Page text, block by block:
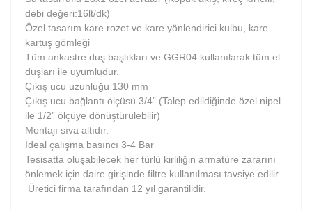
debi değeri:16lt/dk)
Özel tasarım kare rozet ve kare yönlendirici kulbu, kare
kartuş gömleği
Tüm ankastre duş başlıkları ve GGR04 kullanılarak tüm el
duşları ile uyumludur.
Çıkış ucu uzunluğu 130 mm
Çıkış ucu bağlantı ölçüsü 3/4” (Talep edildiğinde özel nipel
ile 1/2” ölçüye dönüştürülebilir)
Montajı sıva altıdır.
İdeal çalışma basıncı 3-4 Bar
Tesisatta oluşabilecek her türlü kirliliğin armatüre zararını
önlemek için daire girişinde filtre kullanılması tavsiye edilir.
Üretici firma tarafından 12 yıl garantilidir.